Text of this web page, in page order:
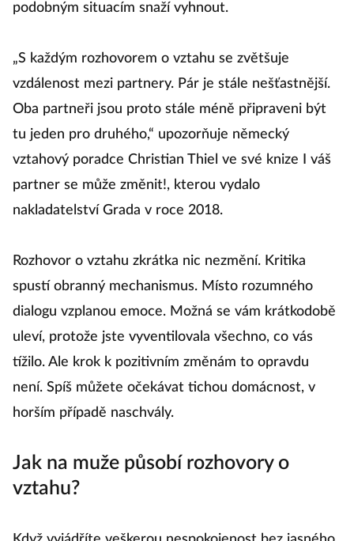
vámi, nebo v předchozím vztahu, nedivte se, že se
„S každým rozhovorem o vztahu se zvětšuje
vzdálenost mezi partnery. Pár je stále nešťastnější.
Oba partneři jsou proto stále méně připraveni být
tu jeden pro druhého,“ upozorňuje německý
vztahový poradce Christian Thiel ve své knize I váš
partner se může změnit!, kterou vydalo
Rozhovor o vztahu zkrátka nic nezmění. Kritika
spustí obranný mechanismus. Místo rozumného
dialogu vzplanou emoce. Možná se vám krátkodobě
uleví, protože jste vyventilovala všechno, co vás
tížilo. Ale krok k pozitivním změnám to opravdu
není. Spíš můžete očekávat tichou domácnost, v
Jak na muže působí rozhovory o